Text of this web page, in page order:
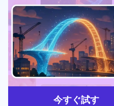
今すぐ試す